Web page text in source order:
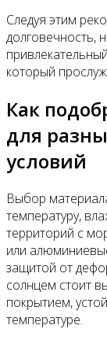
Следуя этим
долговечность,
который
Как
для
условий
Выбор
температуру,
территорий с
или
защитой от
солнцем стоит
покрытием,
температуре.